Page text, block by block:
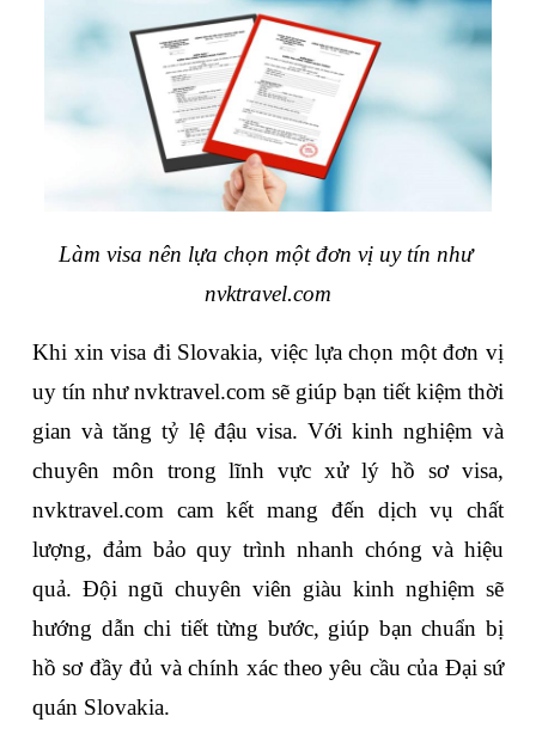
Làm visa nên lựa chọn một đơn vị uy tín như
nvktravel.com
Khi xin visa đi Slovakia, việc lựa chọn một đơn vị
uy tín như nvktravel.com sẽ giúp bạn tiết kiệm thời
gian và tăng tỷ lệ đậu visa. Với kinh nghiệm và
chuyên môn trong lĩnh vực xử lý hồ sơ visa,
nvktravel.com cam kết mang đến dịch vụ chất
lượng, đảm bảo quy trình nhanh chóng và hiệu
quả. Đội ngũ chuyên viên giàu kinh nghiệm sẽ
hướng dẫn chi tiết từng bước, giúp bạn chuẩn bị
hồ sơ đầy đủ và chính xác theo yêu cầu của Đại sứ
quán Slovakia.